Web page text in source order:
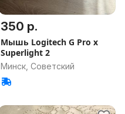
350 р.
Мышь Logitech G Pro x
Superlight 2
Минск, Советский